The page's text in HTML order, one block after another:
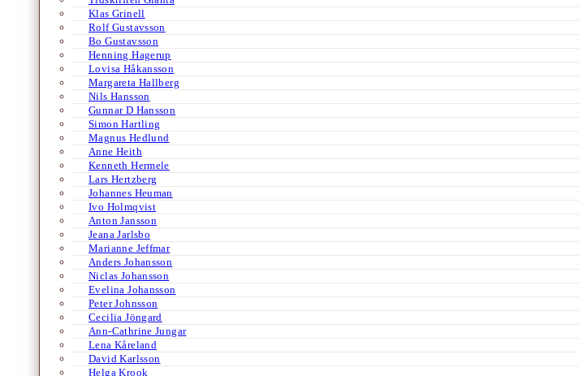
Klas Grinell
Rolf Gustavsson
Bo Gustavsson
Henning Hagerup
Lovisa Håkansson
Margareta Hallberg
Nils Hansson
Gunnar D Hansson
Simon Hartling
Magnus Hedlund
Anne Heith
Kenneth Hermele
Lars Hertzberg
Johannes Heuman
Ivo Holmqvist
Anton Jansson
Jeana Jarlsbo
Marianne Jeffmar
Anders Johansson
Niclas Johansson
Evelina Johansson
Peter Johnsson
Cecilia Jöngard
Ann-Cathrine Jungar
Lena Kåreland
David Karlsson
Helga Krook